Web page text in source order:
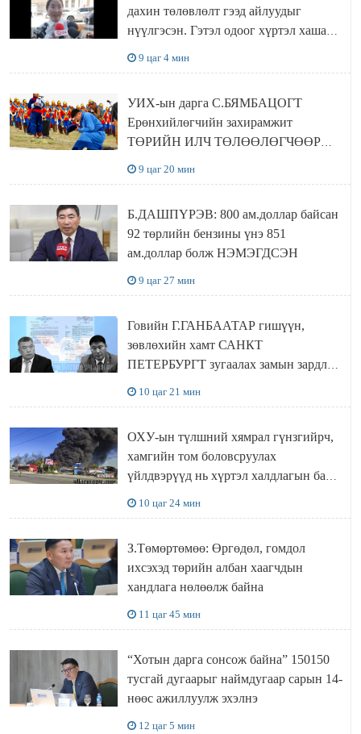
дахин төлөвлөлт гээд айлуудыг
нүүлгэсэн. Гэтэл одоог хүртэл хашаа
9 цаг 4 мин
УИХ-ын дарга С.БЯМБАЦОГТ
Ерөнхийлөгчийн захирамжит
ТӨРИЙН ИЛЧ ТӨЛӨӨЛӨГЧӨӨР
9 цаг 20 мин
Б.ДАШПҮРЭВ: 800 ам.доллар байсан
92 төрлийн бензины үнэ 851
ам.доллар болж НЭМЭГДСЭН
9 цаг 27 мин
Говийн Г.ГАНБААТАР гишүүн,
зөвлөхийн хамт САНКТ
ПЕТЕРБУРГТ зугаалах замын зардлаа
10 цаг 21 мин
ОХУ-ын түлшний хямрал гүнзгийрч,
хамгийн том боловсруулах
үйлдвэрүүд нь хүртэл халдлагын бай
10 цаг 24 мин
З.Төмөртөмөө: Өргөдөл, гомдол
ихсэхэд төрийн албан хаагчдын
хандлага нөлөөлж байна
11 цаг 45 мин
“Хотын дарга сонсож байна” 150150
тусгай дугаарыг наймдугаар сарын 14-
нөөс ажиллуулж эхэлнэ
12 цаг 5 мин